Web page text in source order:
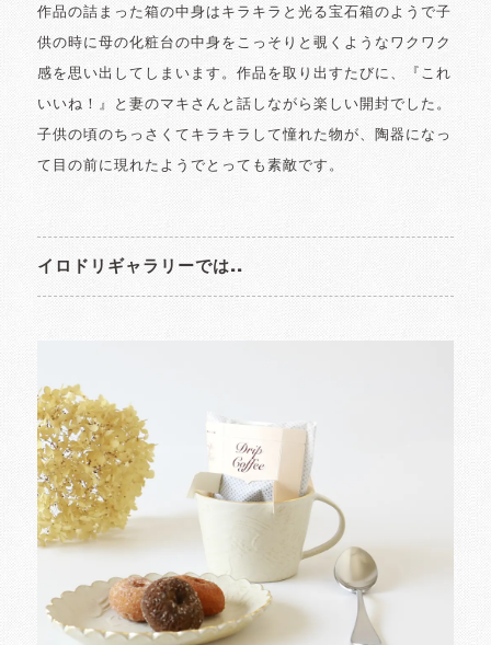
作品の詰まった箱の中身はキラキラと光る宝石箱のようで子
供の時に母の化粧台の中身をこっそりと覗くようなワクワク
感を思い出してしまいます。作品を取り出すたびに、『これ
いいね！』と妻のマキさんと話しながら楽しい開封でした。
子供の頃のちっさくてキラキラして憧れた物が、陶器になっ
て目の前に現れたようでとっても素敵です。
イロドリギャラリーでは..